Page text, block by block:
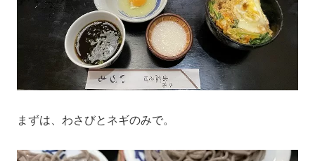
まずは、わさびとネギのみで。